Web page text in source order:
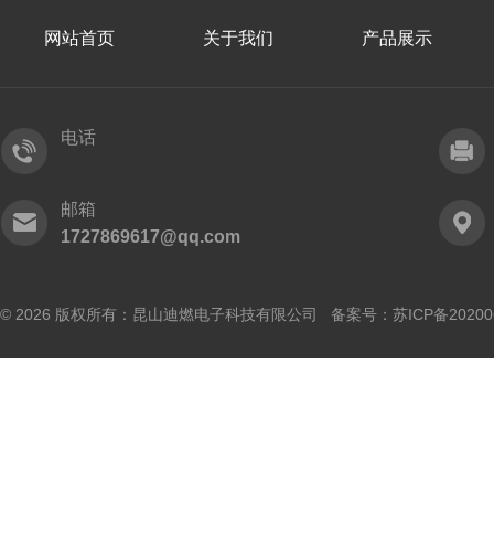
网站首页 关于我们 产品展示
电话
邮箱
1727869617@qq.com
© 2026 版权所有：昆山迪燃电子科技有限公司 备案号： 苏ICP备